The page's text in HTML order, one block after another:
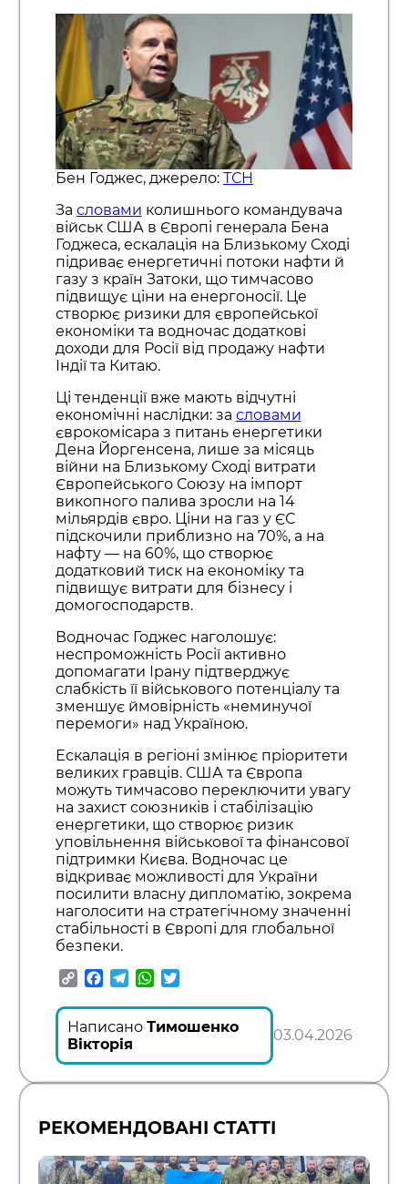
Бен Годжес, джерело: ТСН
За словами колишнього командувача
військ США в Європі генерала Бена
Годжеса, ескалація на Близькому Сході
підриває енергетичні потоки нафти й
газу з країн Затоки, що тимчасово
підвищує ціни на енергоносії. Це
створює ризики для європейської
економіки та водночас додаткові
доходи для Росії від продажу нафти
Індії та Китаю.
Ці тенденції вже мають відчутні
економічні наслідки: за словами
єврокомісара з питань енергетики
Дена Йоргенсена, лише за місяць
війни на Близькому Сході витрати
Європейського Союзу на імпорт
викопного палива зросли на 14
мільярдів євро. Ціни на газ у ЄС
підскочили приблизно на 70%, а на
нафту — на 60%, що створює
додатковий тиск на економіку та
підвищує витрати для бізнесу і
домогосподарств.
Водночас Годжес наголошує:
неспроможність Росії активно
допомагати Ірану підтверджує
слабкість її військового потенціалу та
зменшує ймовірність «неминучої
перемоги» над Україною.
Ескалація в регіоні змінює пріоритети
великих гравців. США та Європа
можуть тимчасово переключити увагу
на захист союзників і стабілізацію
енергетики, що створює ризик
уповільнення військової та фінансової
підтримки Києва. Водночас це
відкриває можливості для України
посилити власну дипломатію, зокрема
наголосити на стратегічному значенні
стабільності в Європі для глобальної
безпеки.
CopyFacebook
TelegramWhatsApp
Написано Тимошенко
Вікторія
03.04.2026
РЕКОМЕНДОВАНІ СТАТТІ